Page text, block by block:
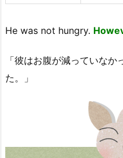
He was not hungry.
「彼はお腹が減っていな
た。」